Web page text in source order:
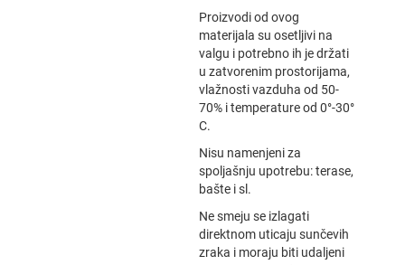
Proizvodi od ovog
materijala su osetljivi na
valgu i potrebno ih je držati
u zatvorenim prostorijama,
vlažnosti vazduha od 50-
70% i temperature od 0°-30°
C.
Nisu namenjeni za
spoljašnju upotrebu: terase,
bašte i sl.
Ne smeju se izlagati
direktnom uticaju sunčevih
zraka i moraju biti udaljeni